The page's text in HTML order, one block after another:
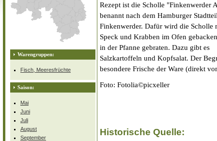
Warengruppen:
Fisch, Meeresfrüchte
Saison:
Mai
Juni
Juli
August
September
Rezept ist die Scholle "Finkenwerder
benannt nach dem Hamburger
Finkenwerder. Dafür wird die Scholle
Speck und Krabben im Ofen
in der Pfanne gebraten. Dazu gibt es
Salzkartoffeln und Kopfsalat. Der
besondere Frische der Ware (direkt
Foto: Fotolia©picxeller
Historische Quelle: